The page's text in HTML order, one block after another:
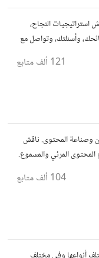
استراتيجيات النجاح،
وأسئلتك، وتواصل مع
121 ألف متابع
وصناعة المحتوى. ناقش
المحتوى المرئي والمسموع.
104 ألف متابع